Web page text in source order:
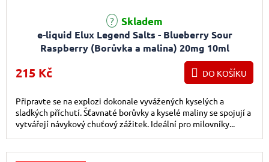
e-liquid Elux Legend Salts - Blueberry Sour
Raspberry (Borůvka a malina) 20mg 10ml
Skladem
215 Kč DO KOŠÍKU
Připravte se na explozi dokonale vyvážených kyselých a
sladkých příchutí. Šťavnaté borůvky a kyselé maliny se spojují a
vytvářejí návykový chuťový zážitek. Ideální pro milovníky...